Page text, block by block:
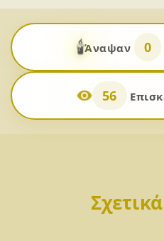
🕯️Άναψαν 0
56